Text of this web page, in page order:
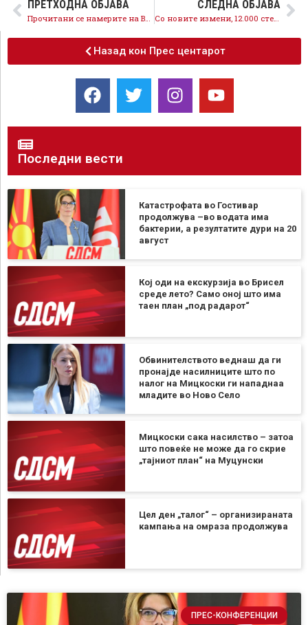
ПРЕТХОДНА ОБЈАВА СЛЕДНА ОБЈАВА
Со новите измени, 12.000 стечајни работници ќе добиваат месечен надоместок над 8.000 денари
Назад кон Прес центарот
Последни вести
Катастрофата во Гостивар
продолжува –во водата има
бактерии, а резултатите дури на 20
август
Кој оди на екскурзија во Брисел
среде лето? Само оној што има
таен план „под радарот“
Обвинителството веднаш да ги
пронајде насилниците што по
налог на Мицкоски ги нападнаа
младите во Ново Село
Мицкоски сака насилство – затоа
што повеќе не може да го скрие
„тајниот план“ на Муцунски
Цел ден „талог“ – организираната
кампања на омраза продолжува
ПРЕС-КОНФЕРЕНЦИИ